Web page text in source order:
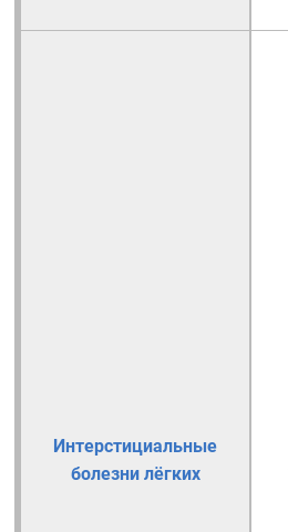
Интерстициальные
болезни лёгких